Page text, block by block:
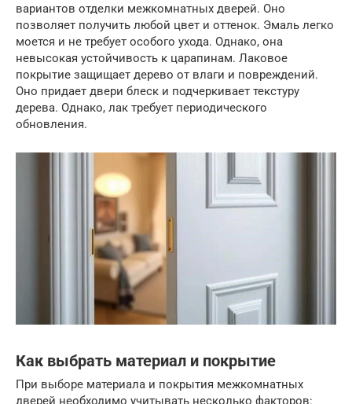
вариантов отделки межкомнатных дверей. Оно
позволяет получить любой цвет и оттенок. Эмаль легко
моется и не требует особого ухода. Однако, она
невысокая устойчивость к царапинам. Лаковое
покрытие защищает дерево от влаги и повреждений.
Оно придает двери блеск и подчеркивает текстуру
дерева. Однако, лак требует периодического
обновления.
Как выбрать материал и покрытие
При выборе материала и покрытия межкомнатных
дверей необходимо учитывать несколько факторов: